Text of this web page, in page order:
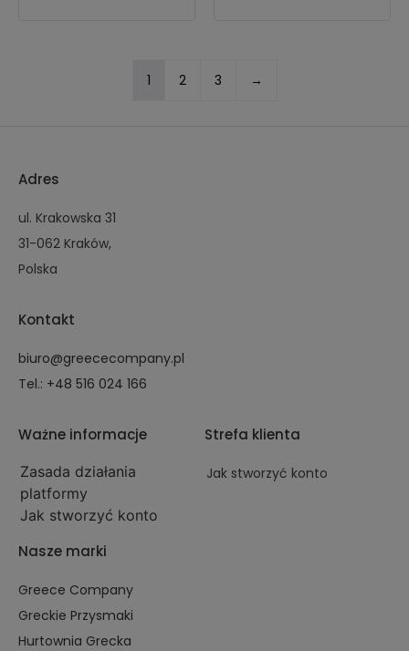
1 2 3 →
Adres
ul. Krakowska 31
31-062 Kraków,
Polska
Kontakt
biuro@greececompany.pl
Tel.: +48 516 024 166
Ważne informacje
Zasada działania
platformy
Jak stworzyć konto
Strefa klienta
Jak stworzyć konto
Nasze marki
Greece Company
Greckie Przysmaki
Hurtownia Grecka